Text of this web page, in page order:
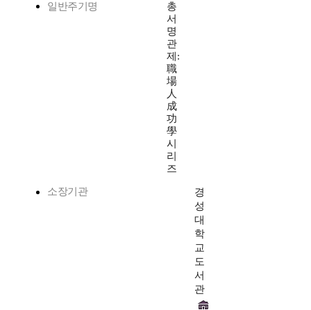
일반주기명
총
서
명
관
제:
職
場
人
成
功
學
시
리
즈
소장기관
경
성
대
학
교
도
서
관